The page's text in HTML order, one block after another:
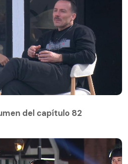
del capítulo 82